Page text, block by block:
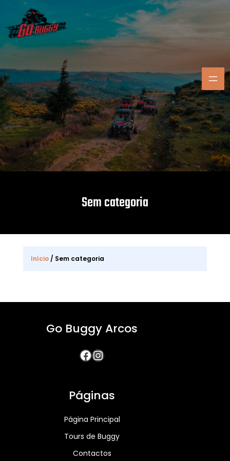
conteúdo
Sem categoria
Início/ Sem categoria
Go Buggy Arcos
Facebook Instagram
Páginas
Página Principal
Tours de Buggy
Contactos